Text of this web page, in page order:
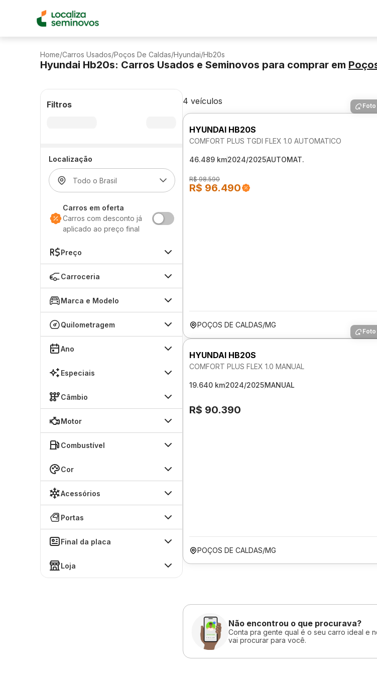
Home/Carros Usados/Poços De Caldas/Hyundai/Hb20s
Hyundai Hb20s: Carros Usados e Seminovos para comprar em
Filtros
Localização
Carros em oferta
Carros com desconto já
aplicado ao preço final
Preço
Carroceria
Marca e Modelo
Quilometragem
Ano
Especiais
Câmbio
Motor
Combustível
Cor
Acessórios
Portas
Final da placa
Loja
4 veículos
HYUNDAI HB20S
COMFORT PLUS TGDI FLEX 1.0 AUTOMATICO
46.489 km2024/2025AUTOMAT.
R$ 98.590
R$ 96.490
POÇOS DE CALDAS/MG
HYUNDAI HB20S
COMFORT PLUS FLEX 1.0 MANUAL
19.640 km2024/2025MANUAL
R$ 90.390
POÇOS DE CALDAS/MG
Não encontrou o que procurava?
Conta pra gente qual é o seu carro ideal e
vai procurar para você.